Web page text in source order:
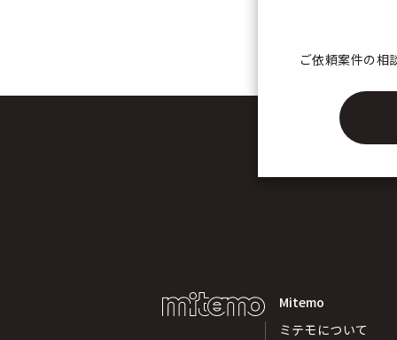
ご依頼案件の相
Mitemo
ミテモについて